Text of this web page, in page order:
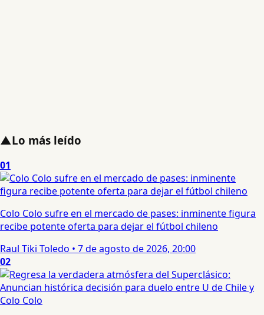
▲Lo más leído
01
Colo Colo sufre en el mercado de pases: inminente figura
recibe potente oferta para dejar el fútbol chileno
Raul Tiki Toledo • 7 de agosto de 2026, 20:00
02